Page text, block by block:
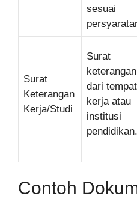
sesuai
Surat
Keterangan
Kerja/Studi
Surat
keterangan
dari tempat
kerja atau
institusi
pendidikan.
Contoh